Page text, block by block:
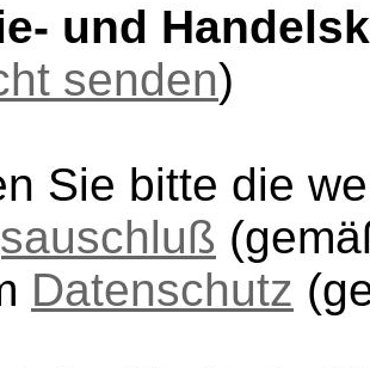
und
senden)
Sie bitte die
Datenschutz